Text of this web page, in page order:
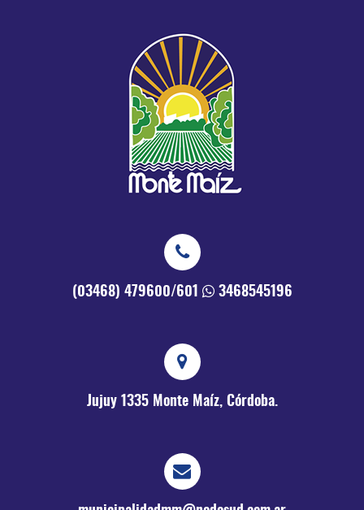
(03468) 479600/601 3468545196
Jujuy 1335 Monte Maíz, Córdoba.